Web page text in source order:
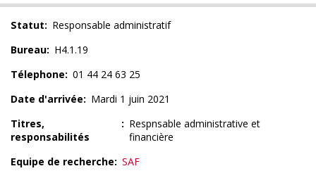
Statut
Responsable administratif
Bureau
H4.1.19
Télephone
01 44 24 63 25
Date d'arrivée
Mardi 1 juin 2021
Titres,
responsabilités
Respnsable administrative et
financière
Equipe de recherche
SAF